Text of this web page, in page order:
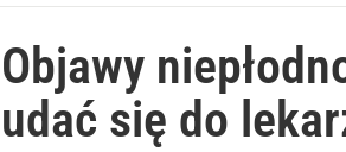
Objawy
udać się do